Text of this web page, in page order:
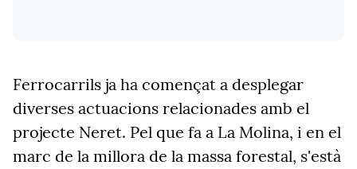
Ferrocarrils ja ha començat a desplegar
diverses actuacions relacionades amb el
projecte Neret. Pel que fa a La Molina, i en el
marc de la millora de la massa forestal, s'està